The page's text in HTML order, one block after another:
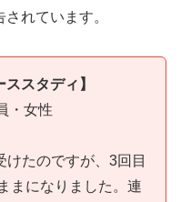
れています。
スタディ】
・女性
けたのですが、3回目
まになりました。連